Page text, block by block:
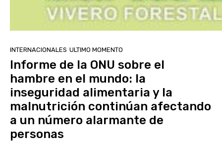
INTERNACIONALES ULTIMO MOMENTO
Informe de la ONU sobre el
hambre en el mundo: la
inseguridad alimentaria y la
malnutrición continúan afectando
a un número alarmante de
personas